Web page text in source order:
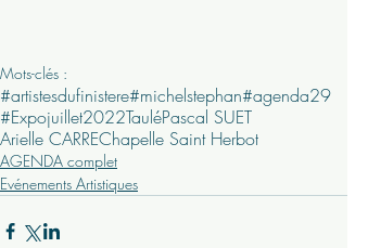
Mots-clés :
#artistesdufinistere#michelstephan#agenda29
#Expojuillet2022TauléPascal SUET
Arielle CARREChapelle Saint Herbot
AGENDA complet
Evénements Artistiques